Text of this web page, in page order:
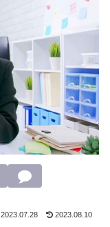
2023.07.28 2023.08.10